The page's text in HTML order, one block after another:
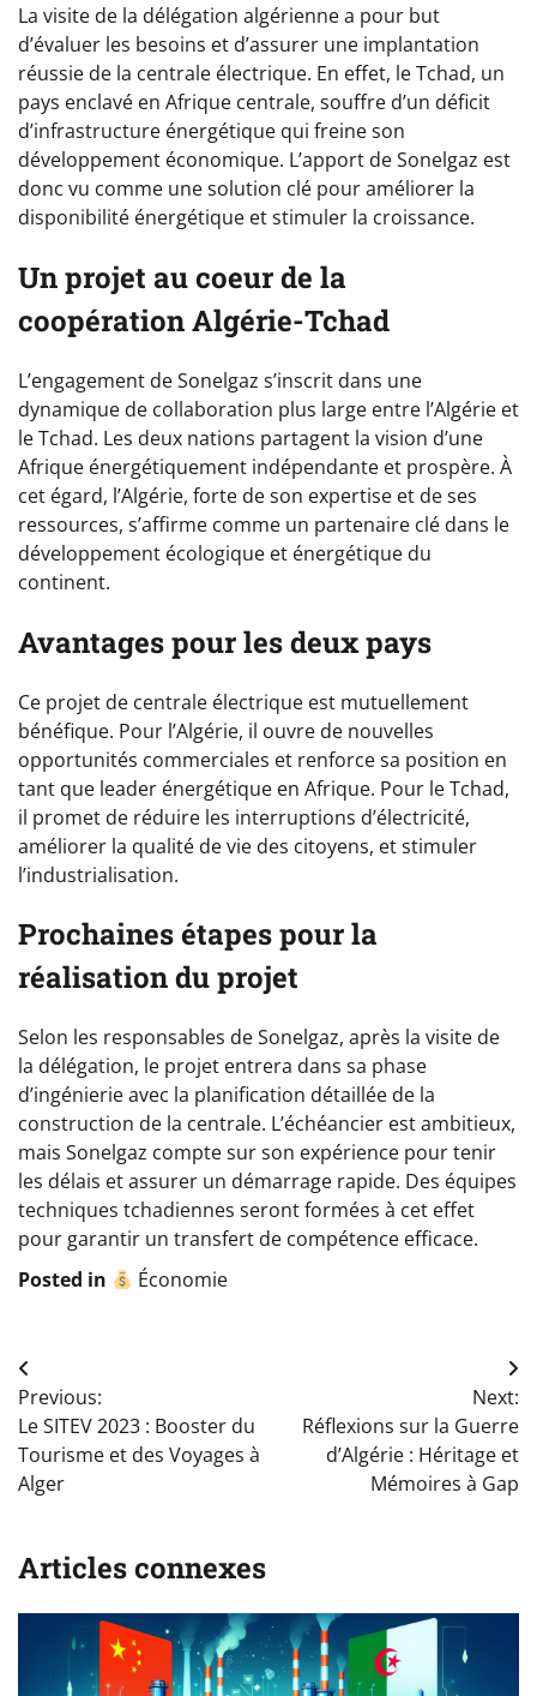
La visite de la délégation algérienne a pour but
d’évaluer les besoins et d’assurer une implantation
réussie de la centrale électrique. En effet, le Tchad, un
pays enclavé en Afrique centrale, souffre d’un déficit
d’infrastructure énergétique qui freine son
développement économique. L’apport de Sonelgaz est
donc vu comme une solution clé pour améliorer la
disponibilité énergétique et stimuler la croissance.
Un projet au coeur de la
coopération Algérie-Tchad
L’engagement de Sonelgaz s’inscrit dans une
dynamique de collaboration plus large entre l’Algérie et
le Tchad. Les deux nations partagent la vision d’une
Afrique énergétiquement indépendante et prospère. À
cet égard, l’Algérie, forte de son expertise et de ses
ressources, s’affirme comme un partenaire clé dans le
développement écologique et énergétique du
continent.
Avantages pour les deux pays
Ce projet de centrale électrique est mutuellement
bénéfique. Pour l’Algérie, il ouvre de nouvelles
opportunités commerciales et renforce sa position en
tant que leader énergétique en Afrique. Pour le Tchad,
il promet de réduire les interruptions d’électricité,
améliorer la qualité de vie des citoyens, et stimuler
l’industrialisation.
Prochaines étapes pour la
réalisation du projet
Selon les responsables de Sonelgaz, après la visite de
la délégation, le projet entrera dans sa phase
d’ingénierie avec la planification détaillée de la
construction de la centrale. L’échéancier est ambitieux,
mais Sonelgaz compte sur son expérience pour tenir
les délais et assurer un démarrage rapide. Des équipes
techniques tchadiennes seront formées à cet effet
pour garantir un transfert de compétence efficace.
Posted in
Économie
Navigation
de
l’article
Previous:
Le SITEV 2023 : Booster du
Tourisme et des Voyages à
Alger
Next:
Réflexions sur la Guerre
d’Algérie : Héritage et
Mémoires à Gap
Articles connexes